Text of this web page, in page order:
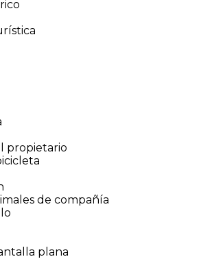
propietario
de compañía
plana